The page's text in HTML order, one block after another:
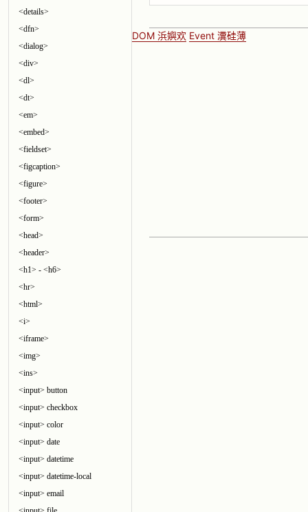
<details>
<dfn>
<dialog>
<div>
<dl>
<dt>
<em>
<embed>
<fieldset>
<figcaption>
<figure>
<footer>
<form>
<head>
<header>
<h1> - <h6>
<hr>
<html>
<i>
<iframe>
<img>
<ins>
<input> button
<input> checkbox
<input> color
<input> date
<input> datetime
<input> datetime-local
<input> email
DOM 浜嬩欢 Event 瀵硅薄